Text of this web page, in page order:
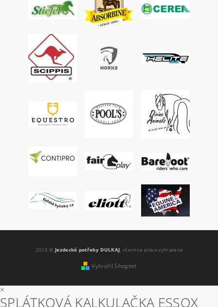
2026 © Jezdecké potřeby DULKAJ, všechna práva vyhrazena
Vytvořil Shoptet
×
SPLÁTKOVÁ KALKULAČKA ESSOX